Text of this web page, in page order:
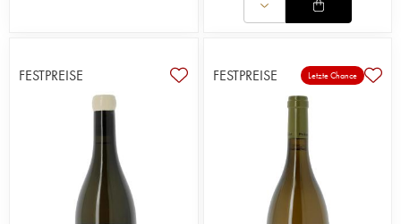
FESTPREISE FESTPREISE Letzte Chance